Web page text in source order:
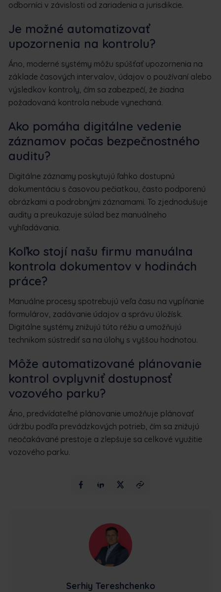
odborníci v závislosti od zariadenia a jurisdikcie.
Je možné automatizovať
upozornenia na kontrolu?
Áno, moderné systémy môžu spúšťať upozornenia na
základe časových intervalov, údajov o používaní alebo
výsledkov kontroly, čím sa zabezpečí, že žiadna
požadovaná kontrola nebude vynechaná.
Ako pomáha digitálne vedenie
záznamov počas bezpečnostného
auditu?
Digitálne záznamy poskytujú ľahko dostupnú
dokumentáciu s časovou pečiatkou, často podporenú
obrázkami a podrobnými záznamami. To zjednodušuje
audity a preukazuje súlad bez manuálneho
vyhľadávania.
Koľko stojí našu firmu manuálna
kontrola dokumentov v hodinách
práce?
Manuálne procesy spotrebujú veľa času na vypĺňanie
formulárov, zadávanie údajov a správu úložísk.
Digitálne systémy znižujú túto réžiu a umožňujú
technikom sústrediť sa na úlohy s vyššou hodnotou.
Môže automatizované plánovanie
kontrol ovplyvniť dostupnosť
vozového parku?
Áno, predvídateľné plánovanie umožňuje plánovať
údržbu podľa prevádzkových potrieb, čím sa znižujú
neočakávané prestoje a zlepšuje sa celkové využitie
vozového parku.
Serhiy Tereshchenko